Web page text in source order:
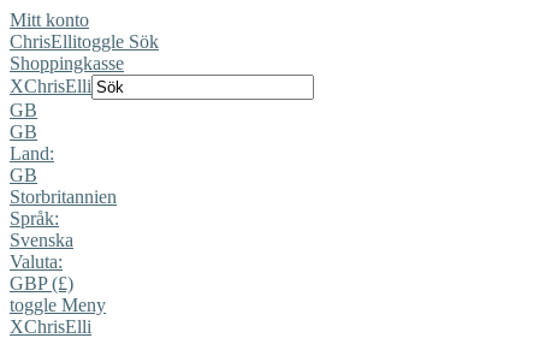
Mitt konto
ChrisEllitoggle Sök
Shoppingkasse
XChrisElli
GB
GB
Land:
GB
Storbritannien
Språk:
Svenska
Valuta:
GBP (£)
toggle Meny
XChrisElli